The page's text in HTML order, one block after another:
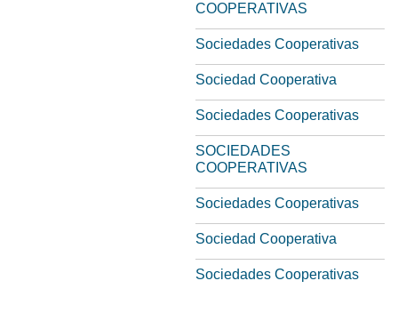
COOPERATIVAS
Sociedades Cooperativas
Sociedad Cooperativa
Sociedades Cooperativas
SOCIEDADES
COOPERATIVAS
Sociedades Cooperativas
Sociedad Cooperativa
Sociedades Cooperativas